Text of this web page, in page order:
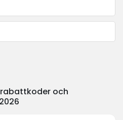
rabattkoder och